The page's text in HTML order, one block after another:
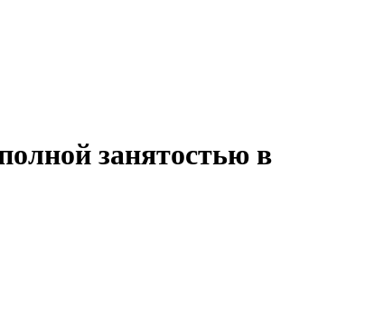
занятостью в